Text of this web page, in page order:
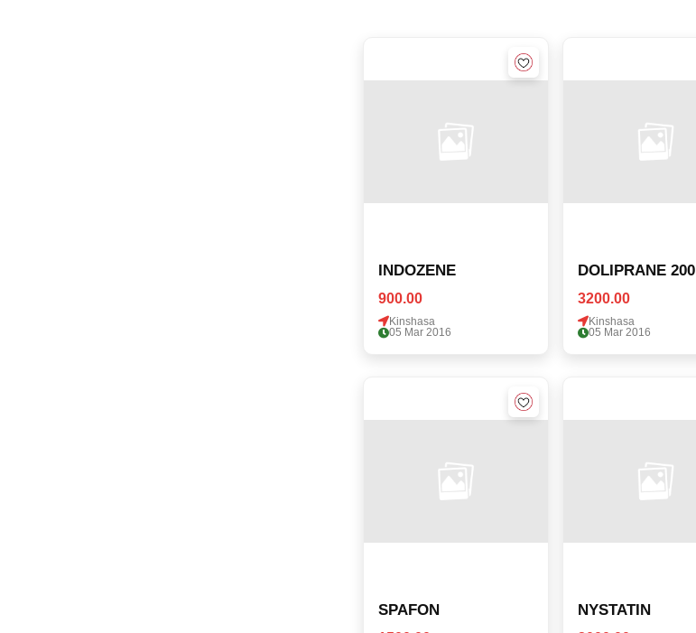
INDOZENE
900.00
Kinshasa
05 Mar 2016
DOLIPRANE 200
3200.00
Kinshasa
05 Mar 2016
SPAFON NYSTATIN